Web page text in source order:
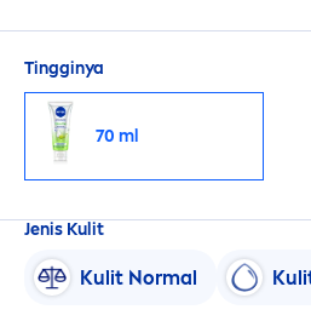
Tingginya
70 ml
Jenis Kulit
Kulit Normal